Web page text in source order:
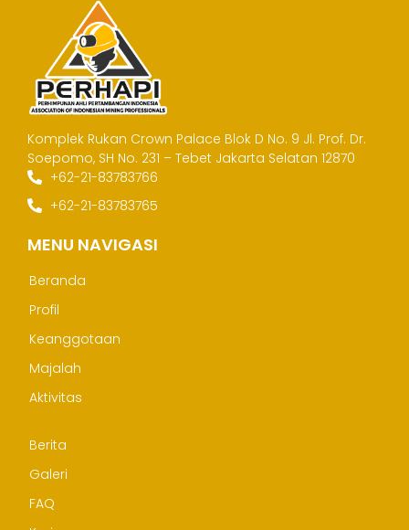
Komplek Rukan Crown Palace Blok D No. 9 Jl. Prof. Dr.
Soepomo, SH No. 231 – Tebet Jakarta Selatan 12870
+62-21-83783766
+62-21-83783765
MENU NAVIGASI
Beranda
Profil
Keanggotaan
Majalah
Aktivitas
Berita
Galeri
FAQ